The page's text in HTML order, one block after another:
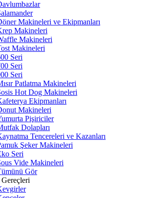
Makineleri ve Ekipmanları
Makineleri
Makineleri
Makineleri
Seri
Seri
Seri
Patlatma Makineleri
Hot Dog Makineleri
Ekipmanları
Makineleri
Pişiriciler
Dolapları
Tencereleri ve Kazanları
Şeker Makineleri
Seri
Vide Makineleri
Gör